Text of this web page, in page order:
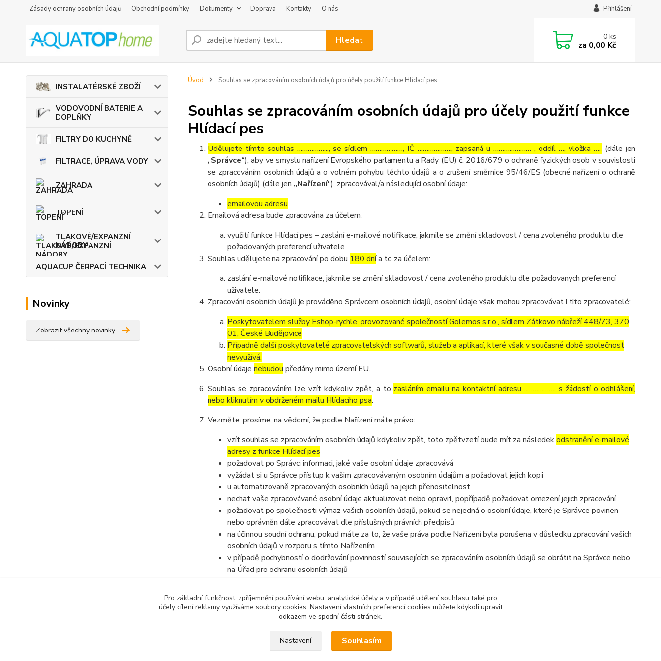
Zásady ochrany osobních údajů Obchodní podmínky Dokumenty Doprava Kontakty O nás Přihlášení
Hledat 0ks
za 0,00 Kč
INSTALATÉRSKÉ ZBOŽÍ
VODOVODNÍ BATERIE A
DOPLŇKY
FILTRY DO KUCHYNĚ
FILTRACE, ÚPRAVA VODY
ZAHRADA
TOPENÍ
TLAKOVÉ/EXPANZNÍ
NÁDOBY
AQUACUP ČERPACÍ TECHNIKA
Novinky
Zobrazit všechny novinky
Úvod Souhlas se zpracováním osobních údajů pro účely použití funkce Hlídací pes
Souhlas se zpracováním osobních údajů pro účely použití funkce
Hlídací pes
Udělujete tímto souhlas ……………..., se sídlem ………………, IČ ………………., zapsaná u ………………… , oddíl …, vložka ….. (dále jen
„Správce“), aby ve smyslu nařízení Evropského parlamentu a Rady (EU) č. 2016/679 o ochraně fyzických osob v souvislosti
se zpracováním osobních údajů a o volném pohybu těchto údajů a o zrušení směrnice 95/46/ES (obecné nařízení o ochraně
osobních údajů) (dále jen „Nařízení“), zpracovával/a následující osobní údaje:
emailovou adresu
Emailová adresa bude zpracována za účelem:
využití funkce Hlídací pes – zaslání e-mailové notifikace, jakmile se změní skladovost / cena zvoleného produktu dle
požadovaných preferencí uživatele
Souhlas udělujete na zpracování po dobu 180 dnía to za účelem:
zaslání e-mailové notifikace, jakmile se změní skladovost / cena zvoleného produktu dle požadovaných preferencí
uživatele.
Zpracování osobních údajů je prováděno Správcem osobních údajů, osobní údaje však mohou zpracovávat i tito zpracovatelé:
Poskytovatelem služby Eshop-rychle, provozované společností Golemos s.r.o., sídlem Zátkovo nábřeží 448/73, 370
01, České Budějovice
Případně další poskytovatelé zpracovatelských softwarů, služeb a aplikací, které však v současné době společnost
nevyužívá.
Osobní údaje nebudou předány mimo území EU.
Souhlas se zpracováním lze vzít kdykoliv zpět, a to zasláním emailu na kontaktní adresu ..……………. s žádostí o odhlášení,
nebo kliknutím v obdrženém mailu Hlídacího psa.
Vezměte, prosíme, na vědomí, že podle Nařízení máte právo:
vzít souhlas se zpracováním osobních údajů kdykoliv zpět, toto zpětvzetí bude mít za následekodstranění e-mailové
adresy z funkce Hlídací pes
požadovat po Správci informaci, jaké vaše osobní údaje zpracovává
vyžádat si u Správce přístup k vašim zpracovávaným osobním údajům a požadovat jejich kopii
u automatizovaně zpracovaných osobních údajů na jejich přenositelnost
nechat vaše zpracovávané osobní údaje aktualizovat nebo opravit, popřípadě požadovat omezení jejich zpracování
požadovat po společnosti výmaz vašich osobních údajů, pokud se nejedná o osobní údaje, které je Správce povinen
nebo oprávněn dále zpracovávat dle příslušných právních předpisů
na účinnou soudní ochranu, pokud máte za to, že vaše práva podle Nařízení byla porušena v důsledku zpracování vašich
osobních údajů v rozporu s tímto Nařízením
v případě pochybností o dodržování povinností souvisejících se zpracováním osobních údajů se obrátit na Správce nebo
na Úřad pro ochranu osobních údajů
Pro základní funkčnost, zpříjemnění používání webu, analytické účely a v případě udělení souhlasu také pro
účely cílení reklamy využíváme soubory cookies. Nastavení vlastních preferencí cookies můžete kdykoli upravit
odkazem ve spodní části stránek.
Nastavení Souhlasím